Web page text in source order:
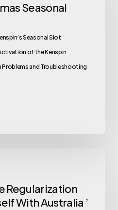
Seasonal
Seasonal Slot
of the Kenspin
and Troubleshooting
Regularization
With Australia ’